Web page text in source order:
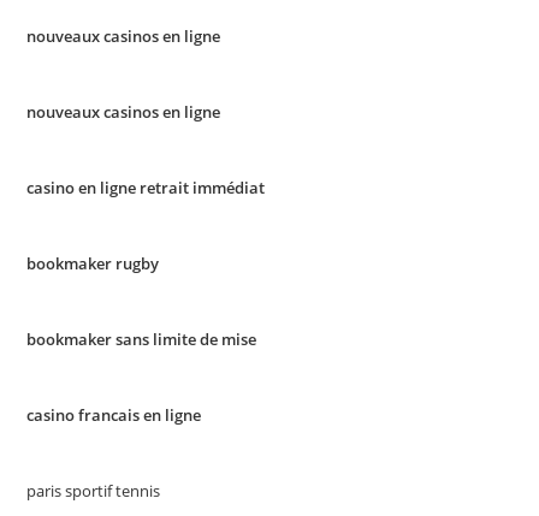
nouveaux casinos en ligne
nouveaux casinos en ligne
casino en ligne retrait immédiat
bookmaker rugby
bookmaker sans limite de mise
casino francais en ligne
paris sportif tennis